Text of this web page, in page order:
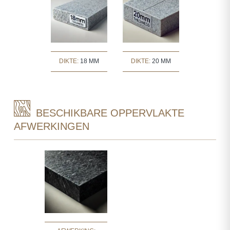
DIKTE: 18 MM DIKTE: 20 MM
BESCHIKBARE OPPERVLAKTE
AFWERKINGEN